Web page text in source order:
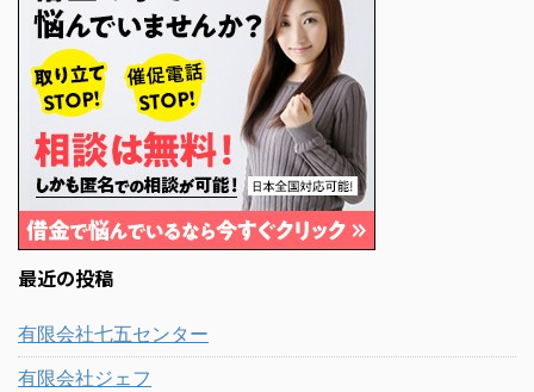
最近の投稿
有限会社七五センター
有限会社ジェフ